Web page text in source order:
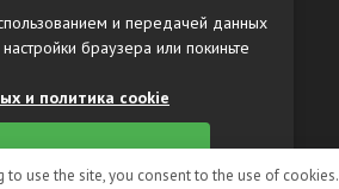
и передачей данных
браузера или покиньте
и политика cookie
use the site, you consent to the use of cookies.